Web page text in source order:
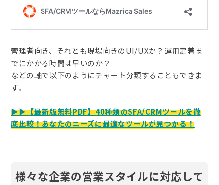
管理者向き、それとも現場向きのUI/UXか？運用定着ま
でにかかる時間は早いのか？
などの軸で以下のようにチャート分類することもできま
す。
▶︎▶︎【最新版無料PDF】40種類のSFA/CRMツールを徹
底比較！あなたのニーズに最適なツールが見つかる！
様々な企業の営業スタイルに対応して